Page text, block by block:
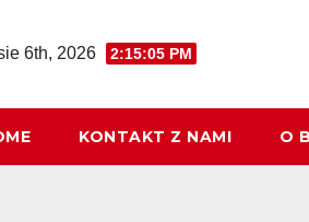
6th, 2026 2:15:06 PM
KONTAKT Z NAMI O